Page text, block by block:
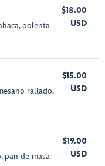
polenta
$18.00
USD
rallado,
$15.00
USD
pan de masa
$19.00
USD